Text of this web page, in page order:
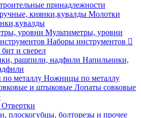
принадлежности
Молотки
Мультиметры, уровни
Наборы инструментов
и сверел
Напильники,
Ножницы по металлу
Лопаты совковые
Отвертки